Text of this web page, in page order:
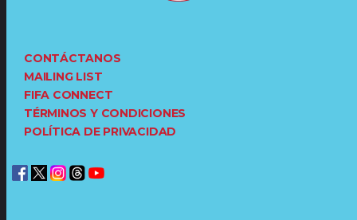
CONTÁCTANOS
MAILING LIST
FIFA CONNECT
TÉRMINOS Y CONDICIONES
POLÍTICA DE PRIVACIDAD